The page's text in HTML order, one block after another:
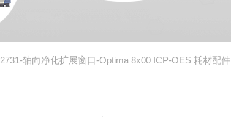
轴向净化扩展窗口-Optima 8x00 ICP-OES 耗材配件